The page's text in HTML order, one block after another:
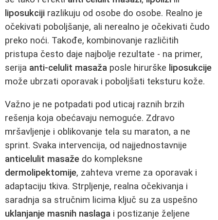
liposukciji razlikuju od osobe do osobe. Realno je
očekivati poboljšanje, ali nerealno je očekivati čudo
preko noći. Takođe, kombinovanje različitih
pristupa često daje najbolje rezultate - na primer,
serija anti-celulit masaža posle hirurške liposukcije
može ubrzati oporavak i poboljšati teksturu kože.
Važno je ne potpadati pod uticaj raznih brzih
rešenja koja obećavaju nemoguće. Zdravo
mršavljenje i oblikovanje tela su maraton, a ne
sprint. Svaka intervencija, od najjednostavnije
anticelulit masaže do kompleksne
dermolipektomije, zahteva vreme za oporavak i
adaptaciju tkiva. Strpljenje, realna očekivanja i
saradnja sa stručnim licima ključ su za uspešno
uklanjanje masnih naslaga i postizanje željene